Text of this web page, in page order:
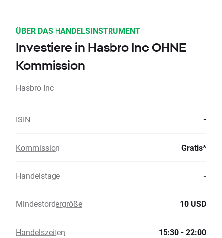
ÜBER DAS HANDELSINSTRUMENT
Investiere in Hasbro Inc OHNE
Kommission
Hasbro Inc
ISIN -
Kommission Gratis*
Handelstage -
Mindestordergröße 10 USD
Handelszeiten 15:30 - 22:00